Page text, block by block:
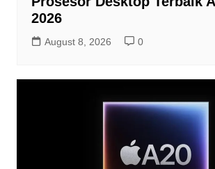
2026
August 8, 2026 0